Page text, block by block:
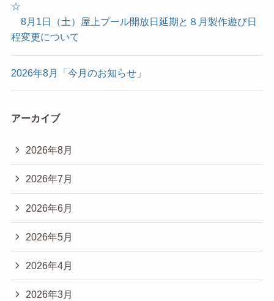
☆
8月1日（土）屋上プール開放日延期と８月製作遊び日
程変更について
2026年8月「今月のお知らせ」
アーカイブ
2026年8月
2026年7月
2026年6月
2026年5月
2026年4月
2026年3月